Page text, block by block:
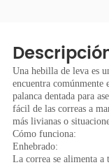
Una hebilla de leva es
encuentra comúnmente
palanca dentada para
fácil de las correas a
más livianas o
Cómo funciona:
Enhebrado:
La correa se alimenta a